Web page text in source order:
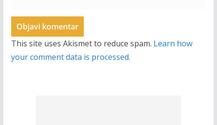
This site uses Akismet to reduce spam. Learn how
your comment data is processed.